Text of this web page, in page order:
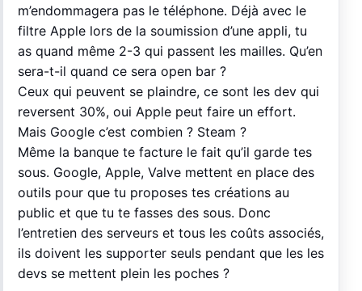
m’endommagera pas le téléphone. Déjà avec le
filtre Apple lors de la soumission d’une appli, tu
as quand même 2-3 qui passent les mailles. Qu’en
sera-t-il quand ce sera open bar ?
Ceux qui peuvent se plaindre, ce sont les dev qui
reversent 30%, oui Apple peut faire un effort.
Mais Google c’est combien ? Steam ?
Même la banque te facture le fait qu’il garde tes
sous. Google, Apple, Valve mettent en place des
outils pour que tu proposes tes créations au
public et que tu te fasses des sous. Donc
l’entretien des serveurs et tous les coûts associés,
ils doivent les supporter seuls pendant que les les
devs se mettent plein les poches ?